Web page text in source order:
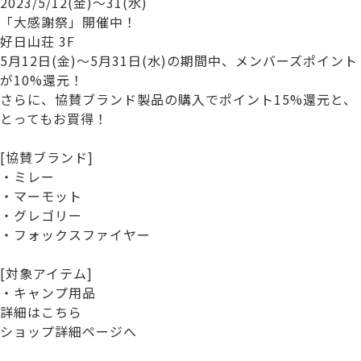
「大感謝祭」開催中！
好日山荘 3F
5月12日(金)～5月31日(水)の期間中、メンバーズポイント
が10%還元！
さらに、協賛ブランド製品の購入でポイント15%還元と、
とってもお買得！
[協賛ブランド]
・ミレー
・マーモット
・グレゴリー
・フォックスファイヤー
[対象アイテム]
・キャンプ用品
詳細はこちら
ショップ詳細ページへ